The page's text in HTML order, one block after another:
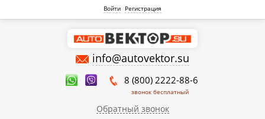
Войти Регистрация
info@autovektor.su
8 (800) 2222-88-6
звонок бесплатный
Обратный звонок